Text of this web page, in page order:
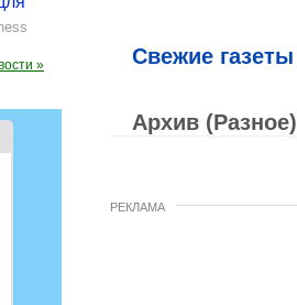
» Свежие газеты
Архив (Разное)
РЕКЛАМА